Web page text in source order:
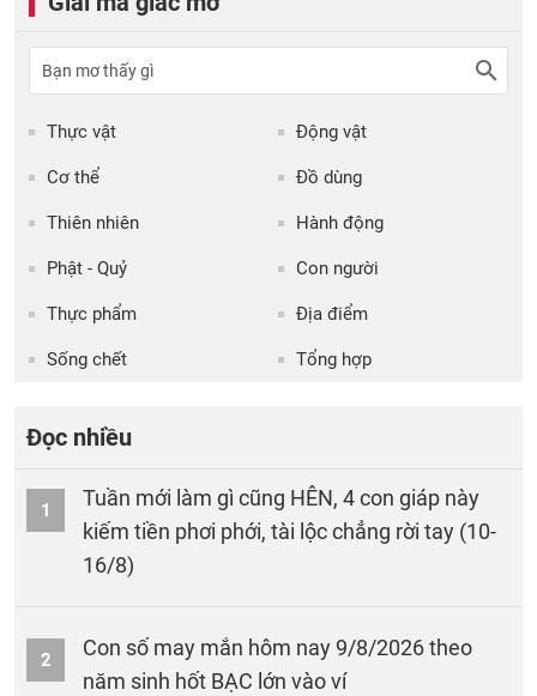
Thực vật Động vật
Cơ thể Đồ dùng
Thiên nhiên Hành động
Phật - Quỷ Con người
Thực phẩm Địa điểm
Sống chết Tổng hợp
Đọc nhiều
1
Tuần mới làm gì cũng HÊN, 4 con giáp này
kiếm tiền phơi phới, tài lộc chẳng rời tay (10-
16/8)
2
Con số may mắn hôm nay 9/8/2026 theo
năm sinh hốt BẠC lớn vào ví